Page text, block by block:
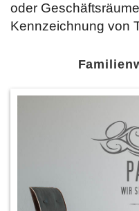
oder
Kennzeichnung von